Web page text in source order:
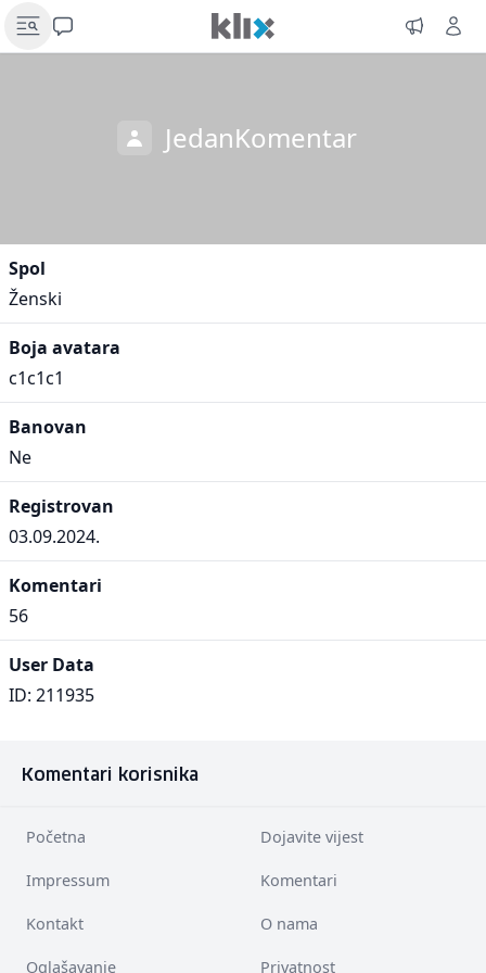
JedanKomentar
Spol
Ženski
Boja avatara
c1c1c1
Banovan
Ne
Registrovan
03.09.2024.
Komentari
56
User Data
ID: 211935
Komentari korisnika
Početna Dojavite vijest
Impressum Komentari
Kontakt O nama
Oglašavanje Privatnost